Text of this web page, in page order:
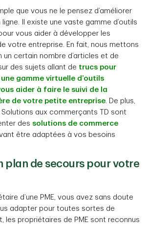
que vous ne le pensez d’améliorer
Il existe une vaste gamme d’outils
vous aider à développer les
votre entreprise. En fait, nous mettons
certain nombre d’articles et de
des sujets allant de trucs pour
une gamme virtuelle d’outils
aider à faire le suivi de la
de votre petite entreprise. De plus,
aux commerçants TD sont
des solutions de commerce
être adaptées à vos besoins
plan de secours pour votre
d’une PME, vous avez sans doute
adapter pour toutes sortes de
les propriétaires de PME sont reconnus